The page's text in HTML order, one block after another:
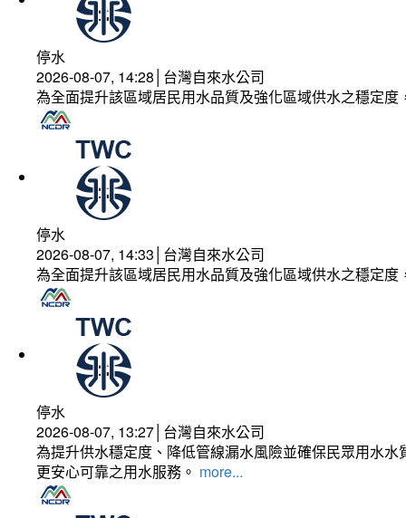
停水
2026-08-07, 14:28│台灣自來水公司
為全面提升該區域居民用水品質及強化區域供水之穩定
停水
2026-08-07, 14:33│台灣自來水公司
為全面提升該區域居民用水品質及強化區域供水之穩定
停水
2026-08-07, 13:27│台灣自來水公司
為提升供水穩定度、降低管線漏水風險並確保民眾用水
更安心可靠之用水服務。 more...